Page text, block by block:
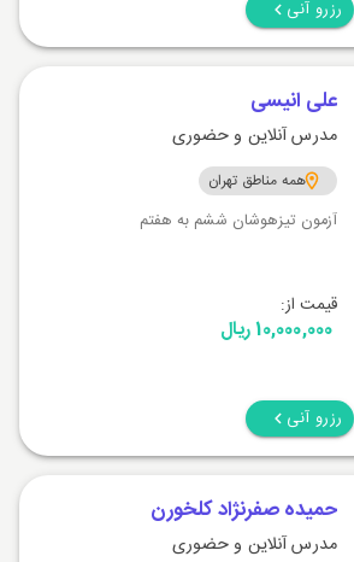
رزرو آنی
علی انیسی
مدرس آنلاین و حضوری
همه مناطق تهران
آزمون تیزهوشان ششم به هفتم
قیمت از:
10,000,000 ریال
رزرو آنی
حمیده صفرنژاد کلخورن
مدرس آنلاین و حضوری